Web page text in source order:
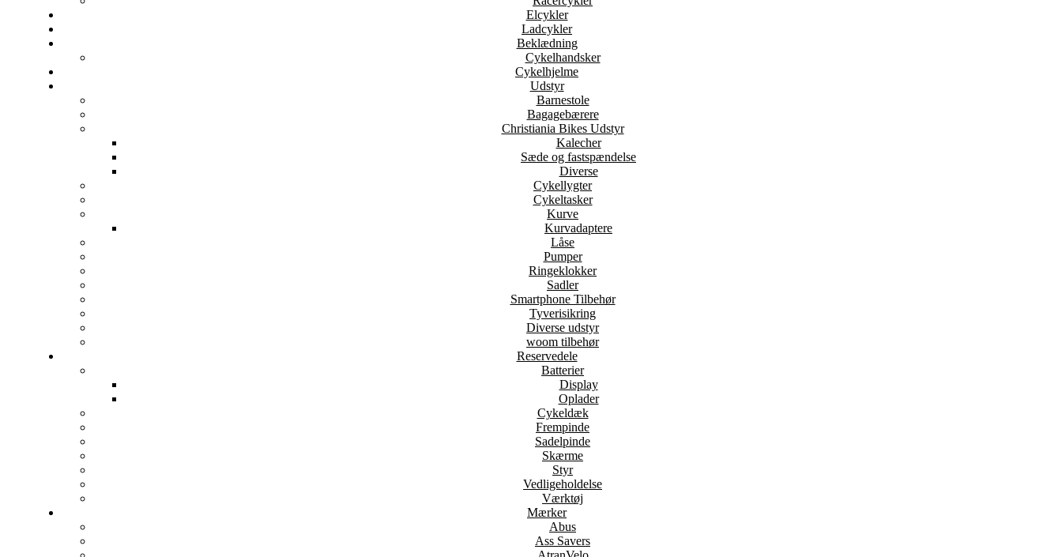
Elcykler
Ladcykler
Beklædning
Cykelhandsker
Cykelhjelme
Udstyr
Barnestole
Bagagebærere
Christiania Bikes Udstyr
Kalecher
Sæde og fastspændelse
Diverse
Cykellygter
Cykeltasker
Kurve
Kurvadaptere
Låse
Pumper
Ringeklokker
Sadler
Smartphone Tilbehør
Tyverisikring
Diverse udstyr
woom tilbehør
Reservedele
Batterier
Display
Oplader
Cykeldæk
Frempinde
Sadelpinde
Skærme
Styr
Vedligeholdelse
Værktøj
Mærker
Abus
Ass Savers